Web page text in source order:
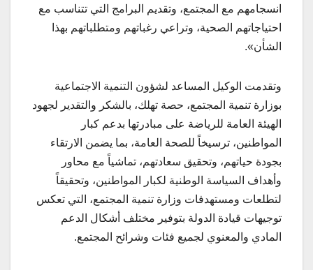
انسجامهم مع المجتمع، وتقديم البرامج التي تتناسب مع
احتياجاتهم الصحية، وتراعي رغباتهم ومتطلباتهم بهذا
الشأن».
وتقدمت الوكيل المساعد لشؤون التنمية الاجتماعية
بوزارة تنمية المجتمع، حصة تهلك، بالشكر والتقدير لجهود
الهيئة العامة للرياضة على مبادرتها بدعم كبار
المواطنين، ترسيخاً للصحة العامة، بما يضمن الارتقاء
بجودة حياتهم، وتحقيق سعادتهم، تماشياً مع محاور
وأهداف السياسة الوطنية لكبار المواطنين، وتحقيقاً
لتطلعات ومستهدفات وزارة تنمية المجتمع، التي تعكس
توجيهات قيادة الدولة بتوفير مختلف أشكال الدعم
المادي والمعنوي لجميع فئات وشرائح المجتمع.